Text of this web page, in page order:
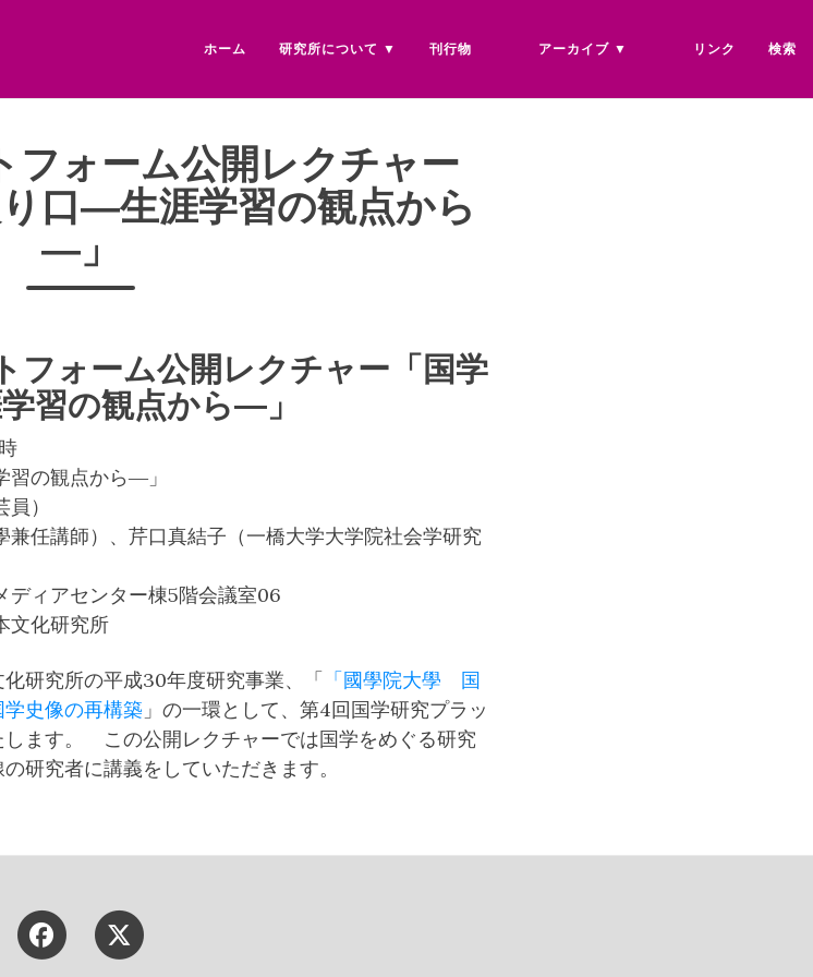
ホーム 研究所について 刊行物 アーカイブ リンク 検索
フォーム公開レクチャー
り口―生涯学習の観点から
―」
フォーム公開レクチャー「国学
習の観点から―」
の観点から―」
）
任講師）、芹口真結子（一橋大学大学院社会学研究
ディアセンター棟5階会議室06
文化研究所
研究所の平成30年度研究事業、「 「國學院大學 国
史像の再構築 」の一環として、第4回国学研究プラッ
します。 この公開レクチャーでは国学をめぐる研究
研究者に講義をしていただきます。